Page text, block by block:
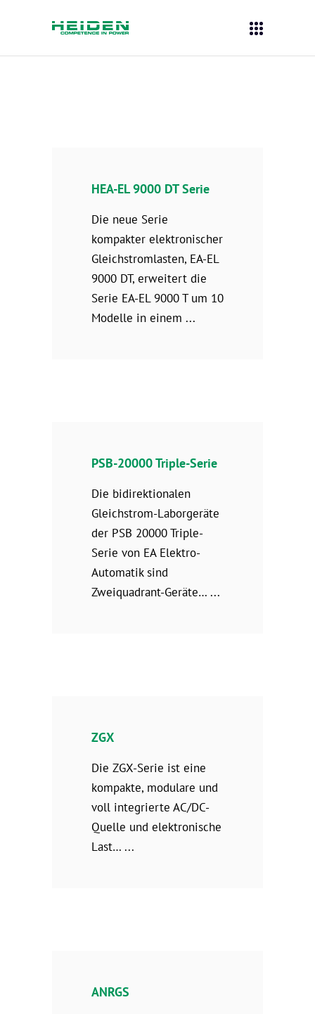
HEA-EL 9000 DT Serie
Die neue Serie
kompakter elektronischer
Gleichstromlasten, EA-EL
9000 DT, erweitert die
Serie EA-EL 9000 T um 10
Modelle in einem
PSB-20000 Triple-Serie
Die bidirektionalen
Gleichstrom-Laborgeräte
der PSB 20000 Triple-
Serie von EA Elektro-
Automatik sind
Zweiquadrant-Geräte…
ZGX
Die ZGX-Serie ist eine
kompakte, modulare und
voll integrierte AC/DC-
Quelle und elektronische
Last…
ANRGS